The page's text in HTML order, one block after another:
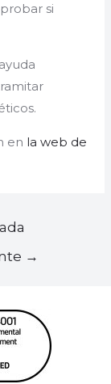
si
en la web de
→